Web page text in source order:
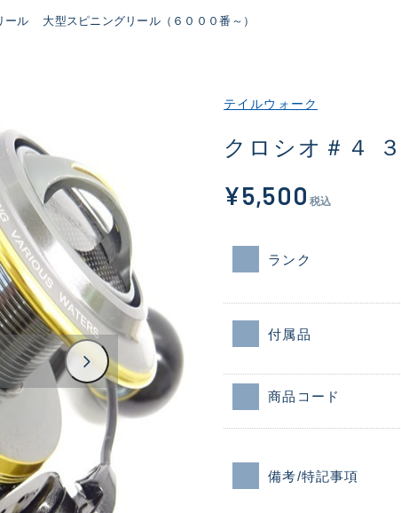
ール 大型スピニングリール（６０００番～）
テイルウォーク
クロシオ＃４
¥5,500 税込
ランク
付属品
商品コード
備考/特記事項